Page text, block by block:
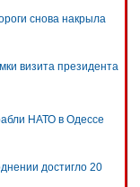
снова накрыла
визита президента
НАТО в Одессе
достигло 20